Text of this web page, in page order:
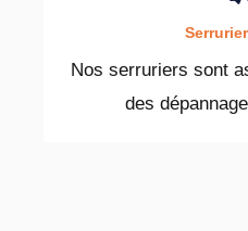
Nos serruriers sont
des